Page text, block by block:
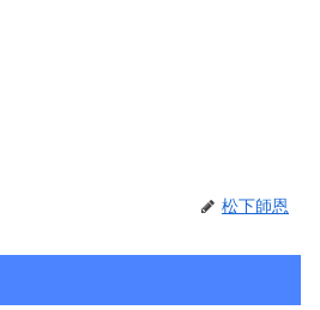
松下師恩